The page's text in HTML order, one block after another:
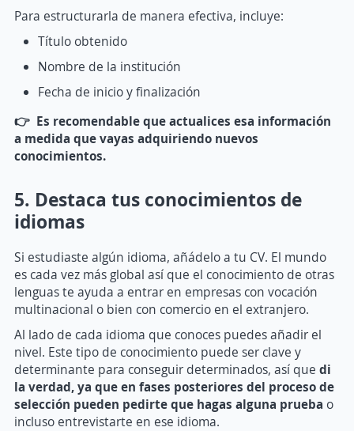
Para estructurarla de manera efectiva, incluye:
Título obtenido
Nombre de la institución
Fecha de inicio y finalización
👉 Es recomendable que actualices esa información
a medida que vayas adquiriendo nuevos
conocimientos.
5. Destaca tus conocimientos de
idiomas
Si estudiaste algún idioma, añádelo a tu CV. El mundo
es cada vez más global así que el conocimiento de otras
lenguas te ayuda a entrar en empresas con vocación
multinacional o bien con comercio en el extranjero.
Al lado de cada idioma que conoces puedes añadir el
nivel. Este tipo de conocimiento puede ser clave y
determinante para conseguir determinados, así que di
la verdad, ya que en fases posteriores del proceso de
selección pueden pedirte que hagas alguna prueba o
incluso entrevistarte en ese idioma.